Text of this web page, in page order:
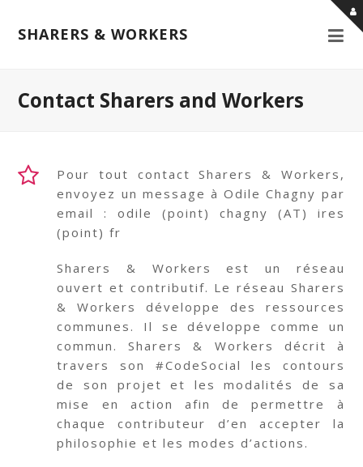
SHARERS & WORKERS
Contact Sharers and Workers
Pour tout contact Sharers & Workers,
envoyez un message à Odile Chagny par
email : odile (point) chagny (AT) ires
(point) fr
Sharers & Workers est un réseau
ouvert et contributif. Le réseau Sharers
& Workers développe des ressources
communes. Il se développe comme un
commun. Sharers & Workers décrit à
travers son #CodeSocial les contours
de son projet et les modalités de sa
mise en action afin de permettre à
chaque contributeur d’en accepter la
philosophie et les modes d’actions.